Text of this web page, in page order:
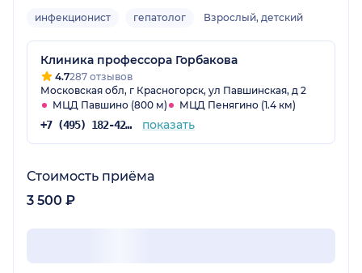
инфекционист гепатолог Взрослый, детский
Клиника профессора Горбакова
4.7287 отзывов
Московская обл, г Красногорск, ул Павшинская, д 2
МЦД Павшино (800 м)
МЦД Пенягино (1.4 км)
+7 (495) 182-42-54 показать
Стоимость приёма
3 500 ₽